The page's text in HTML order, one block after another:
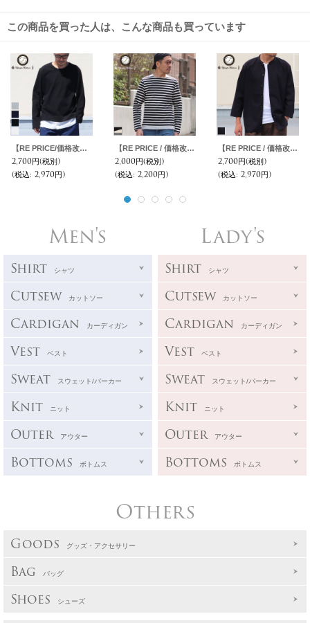
この商品を買った人は、こんな商品も買っています
【RE PRICE/価格改定】Basque10オンス（バスク天竺）シャツレイヤードカットソー【MADE IN JAPAN】『日本製』/ Upscape Audience
2,700円(税別)
(税込: 2,970円)
【RE PRICE / 価格改定】Basque 10オンス ( バスク天竺 ) ボートネックレイヤードカットソー【MADE IN JAPAN】『日本製』 / Upscape Audience
2,000円(税別)
(税込: 2,200円)
【RE PRICE / 価格改定】コットンギャバジン マオカラー 七分袖 シャツジャケット【MADE IN JAPAN】『日本製』/ Upscape Audience
2,700円(税別)
(税込: 2,970円)
Men's
Shirt シャツ
Cutsew カットソー
Cardigan カーディガン
Vest ベスト
Sweat スウェット/パーカー
Knit ニット
Outer アウター
Bottoms ボトムス
Lady's
Shirt シャツ
Cutsew カットソー
Cardigan カーディガン
Vest ベスト
Sweat スウェット/パーカー
Knit ニット
Outer アウター
Bottoms ボトムス
Others
Goods グッズ・アクセサリー
Bag バッグ
Shoes シューズ